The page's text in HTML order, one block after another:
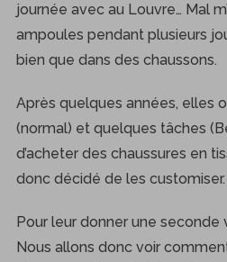
journée avec au Louvre… Mal
ampoules pendant plusieurs
bien que dans des chaussons.
Après quelques années, elles
(normal) et quelques tâches
d’acheter des chaussures en
donc décidé de les customiser.
Pour leur donner une seconde
Nous allons donc voir